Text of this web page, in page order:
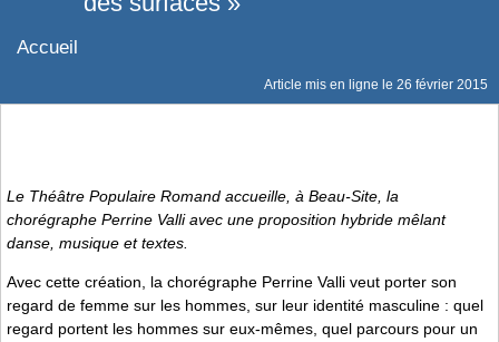
Accueil
Article mis en ligne le 26 février 2015
Le Théâtre Populaire Romand accueille, à Beau-Site, la
chorégraphe Perrine Valli avec une proposition hybride mêlant
danse, musique et textes.
Avec cette création, la chorégraphe Perrine Valli veut porter son
regard de femme sur les hommes, sur leur identité masculine : quel
regard portent les hommes sur eux-mêmes, quel parcours pour un